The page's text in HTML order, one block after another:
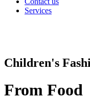
Services
Children's
From Food